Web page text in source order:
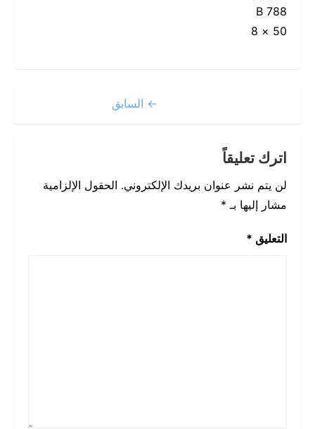
788 B
50 × 8
← السابق
اترك تعليقاً
لن يتم نشر عنوان بريدك الإلكتروني. الحقول الإلزامية
مشار إليها بـ *
التعليق *